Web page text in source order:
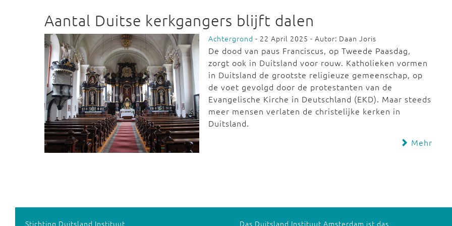
Aantal Duitse kerkgangers blijft dalen
Achtergrond - 22 April 2025 - Autor: Daan Joris
De dood van paus Franciscus, op Tweede Paasdag,
zorgt ook in Duitsland voor rouw. Katholieken vormen
in Duitsland de grootste religieuze gemeenschap, op
de voet gevolgd door de protestanten van de
Evangelische Kirche in Deutschland (EKD). Maar steeds
meer mensen verlaten de christelijke kerken in
Duitsland.
Mehr
Stichting Duitsland Instituut Das Duitsland Instituut Amsterdam ist das